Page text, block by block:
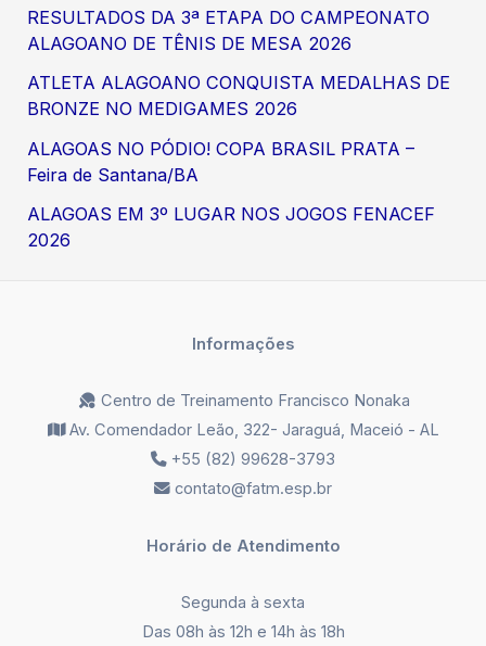
RESULTADOS DA 3ª ETAPA DO CAMPEONATO
ALAGOANO DE TÊNIS DE MESA 2026
ATLETA ALAGOANO CONQUISTA MEDALHAS DE
BRONZE NO MEDIGAMES 2026
ALAGOAS NO PÓDIO! COPA BRASIL PRATA –
Feira de Santana/BA
ALAGOAS EM 3º LUGAR NOS JOGOS FENACEF
2026
Informações
Centro de Treinamento Francisco Nonaka
Av. Comendador Leão, 322- Jaraguá, Maceió - AL
+55 (82) 99628-3793
contato@fatm.esp.br
Horário de Atendimento
Segunda à sexta
Das 08h às 12h e 14h às 18h